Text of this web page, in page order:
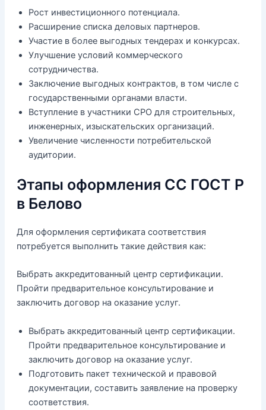
Рост инвестиционного потенциала.
Расширение списка деловых партнеров.
Участие в более выгодных тендерах и конкурсах.
Улучшение условий коммерческого
сотрудничества.
Заключение выгодных контрактов, в том числе с
государственными органами власти.
Вступление в участники СРО для строительных,
инженерных, изыскательских организаций.
Увеличение численности потребительской
аудитории.
Этапы оформления СС ГОСТ Р
в Белово
Для оформления сертификата соответствия
потребуется выполнить такие действия как:
Выбрать аккредитованный центр сертификации.
Пройти предварительное консультирование и
заключить договор на оказание услуг.
Выбрать аккредитованный центр сертификации.
Пройти предварительное консультирование и
заключить договор на оказание услуг.
Подготовить пакет технической и правовой
документации, составить заявление на проверку
соответствия.